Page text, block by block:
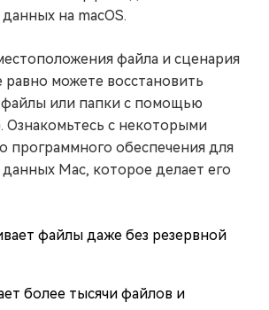
на macOS.
файла и сценария
равно можете восстановить
или папки с помощью
Ознакомьтесь с некоторыми
программного обеспечения для
Mac, которое делает его
файлы даже без резервной
более тысячи файлов и